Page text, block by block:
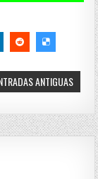
ANTIGUAS